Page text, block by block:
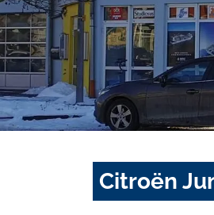
Citroën